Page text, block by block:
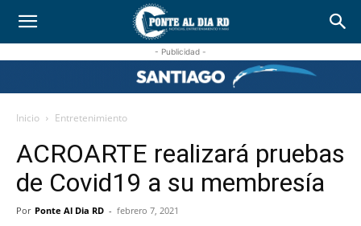
- Publicidad -
Inicio Entretenimiento
ACROARTE realizará pruebas
de Covid19 a su membresía
Por Ponte Al Dia RD - febrero 7, 2021